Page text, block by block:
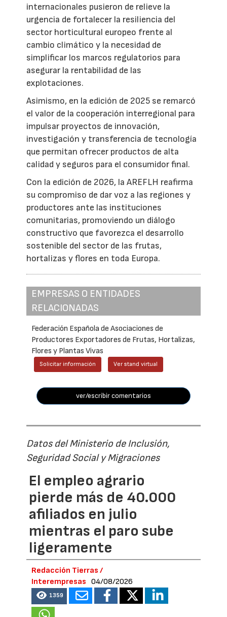
internacionales pusieron de relieve la
urgencia de fortalecer la resiliencia del
sector horticultural europeo frente al
cambio climático y la necesidad de
simplificar los marcos regulatorios para
asegurar la rentabilidad de las
explotaciones.
Asimismo, en la edición de 2025 se remarcó
el valor de la cooperación interregional para
impulsar proyectos de innovación,
investigación y transferencia de tecnología
que permitan ofrecer productos de alta
calidad y seguros para el consumidor final.
Con la edición de 2026, la AREFLH reafirma
su compromiso de dar voz a las regiones y
productores ante las instituciones
comunitarias, promoviendo un diálogo
constructivo que favorezca el desarrollo
sostenible del sector de las frutas,
hortalizas y flores en toda Europa.
EMPRESAS O ENTIDADES
RELACIONADAS
Federación Española de Asociaciones de
Productores Exportadores de Frutas, Hortalizas,
Flores y Plantas Vivas
Solicitar información Ver stand virtual
ver/escribir comentarios
Datos del Ministerio de Inclusión,
Seguridad Social y Migraciones
El empleo agrario
pierde más de 40.000
afiliados en julio
mientras el paro sube
ligeramente
Redacción Tierras /
Interempresas
04/08/2026
1359